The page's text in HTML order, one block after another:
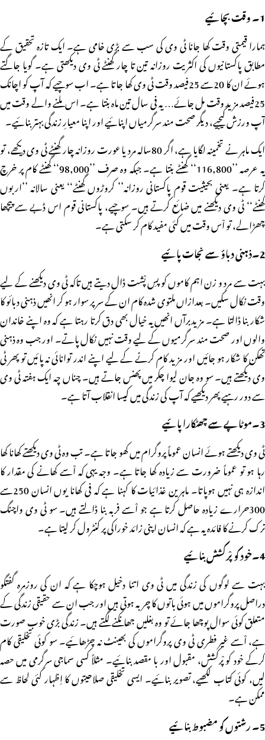
1۔ وقت بچائیے
ہمارا قیمتی وقت کھا جانا ٹی وی کی سب سے بڑی خامی ہے۔ ایک تازہ تحقیق کے
مطابق پاکستانیوں کی اکثریت روزانہ تین تا چار گھنٹے ٹی وی دیکھتی ہے۔ گویا جاگتے
ہوئے ان کا 20سے 25فیصد وقت ٹی وی کھا جاتا ہے۔ اب سوچیے کہ آپ کو اچانک
25فیصد مزید وقت مل جائے… یہ فی سال تین ماہ بنتا ہے۔ اس ملنے والے وقت میں
آپ ورزش کیجیے، دیگر صحت مند سرگرمیاں اپنائیے اور اپنا معیارِ زندگی بہتر بنائیے۔
ایک ماہر نے تخمینہ لگایا ہے، اگر 80سالہ مرد یا عورت روزانہ چار گھنٹے ٹی وی دیکھے، تو
یہ عرصہ ’’116,800‘‘ گھنٹے بنتا ہے۔ جبکہ وہ صرف ’’98,000‘‘ گھنٹے کام پر خرچ
کرتا ہے۔ یعنی بحیثیت قوم پاکستانی روزانہ’’ کروڑوں گھنٹے‘‘ یعنی سالانہ ’’اربوں
گھنٹے‘‘ ٹی وی دیکھنے میں ضائع کرتے ہیں۔ سوچیے، پاکستانی قوم اس ڈبے سے پیچھا
چھڑالے، تو اْس وقت میں کئی مفید کام کر سکتی ہے۔
2۔ذہنی دباؤ سے نجات پائیے
بہت سے مرد و زن اہم کاموں کو پسِ پْشت ڈال دیتے ہیں تاکہ ٹی وی دیکھنے کے لیے
وقت نکال سکیں۔ بعدازاں ملتوی شدہ کام ان کے سر پر سوار ہو کر انھیں ذہنی دبائو کا
شکار بنا ڈالتا ہے۔ مزیدبرآں انھیں یہ خیال بھی دق کرتا رہتا ہے کہ وہ اپنے خاندان
والوں اور صحت مند سرگرمیوں کے لیے وقت نہیں نکال پاتے۔ اور جب وہ ذہنی
تھکن کا شکار ہو جائیں اور مزید کام کرنے کے لیے اپنے اندر توانائی نہ پائیں تو پھر ٹی
وی دیکھتے ہیں۔ سو وہ جان لیوا چکر میں پھنس جاتے ہیں۔ چناں چہ ایک ہفتہ ٹی وی
سے دور رہیے پھر دیکھیے کہ آپ کی زندگی میں کیسا انقلاب آتا ہے۔
3۔موٹاپے سے چھٹکارا پائیے
ٹی وی دیکھتے ہوئے انسان عموماً پروگرام میں کھو جاتا ہے۔ تب وہ ٹی وی دیکھتے کھانا کھا
رہا ہو تو عموماً ضرورت سے زیادہ کھا جاتا ہے۔ وجہ یہی کہ اْسے کھانے کی مقدار کا
اندازہ ہی نہیں ہوپاتا۔ ماہرین غذائیات کا کہنا ہے کہ فی کھانا یوں انسان 250سے
300حرارے زیادہ حاصل کرتا ہے جو اْسے فربہ بنا ڈالتے ہیں۔ سو ٹی وی واچنگ
ترک کرنے کا فائدہ یہ ہے کہ انسان اپنی زائد خوراکی پر کنٹرول کر لیتا ہے۔
4۔خود کو پْرکشش بنائیے
بہت سے لوگوں کی زندگی میں ٹی وی اتنا دخیل ہوچکا ہے کہ ان کی روزمرہ گفتگو
دراصل پروگراموں میں ہوئی باتوں کا چربہ ہوتی ہیں اور جب ان سے حقیقی زندگی کے
متعلق کوئی سوال پوچھا جائے تو وہ بغلیں جھانکنے لگتے ہیں۔ زندگی بڑی خوب صورت
ہے، اْسے غیر فطری ٹی وی پروگراموں کی بھینٹ نہ چڑھائیے۔ سو کوئی تخلیقی کام
کرکے خود کو پْرکشش، مقبول اور با مقصد بنائیے۔ مثلاً کسی سماجی سرگرمی میں حصہ
لیں، کوئی کتاب لکھیے، تصویر بنائیے۔ ایسی تخلیقی صلاحیتوں کا اِظہار کئی لحاظ سے
ممکن ہے۔
5۔ رشتوں کو مضبوط بنائیے